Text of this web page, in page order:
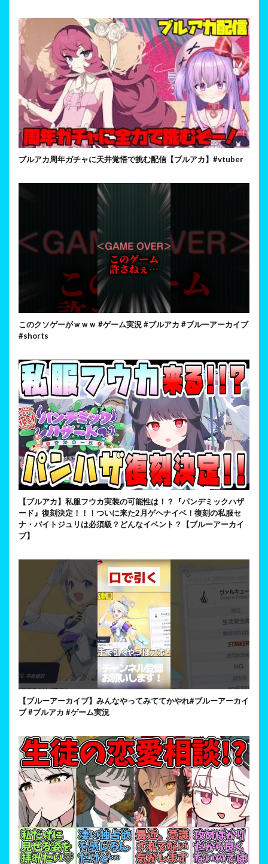
ブルアカ周年ガチャに天井覚悟で挑む配信【ブルアカ】#vtuber
このクソゲーがｗｗｗ #ゲーム実況 #ブルアカ #ブルーアーカイブ
#shorts
【ブルアカ】私服フウカ実装の可能性は！？『パンデミックハザ
ード』復刻決定！！！ついに来た2月ゲヘナイベ！復刻の私服セ
ナ・バイトジュリは必須級？どんなイベント？【ブルーアーカイ
ブ】
【ブルーアーカイブ】みんなやってみててかやれ#ブルーアーカイ
ブ #ブルアカ #ゲーム実況